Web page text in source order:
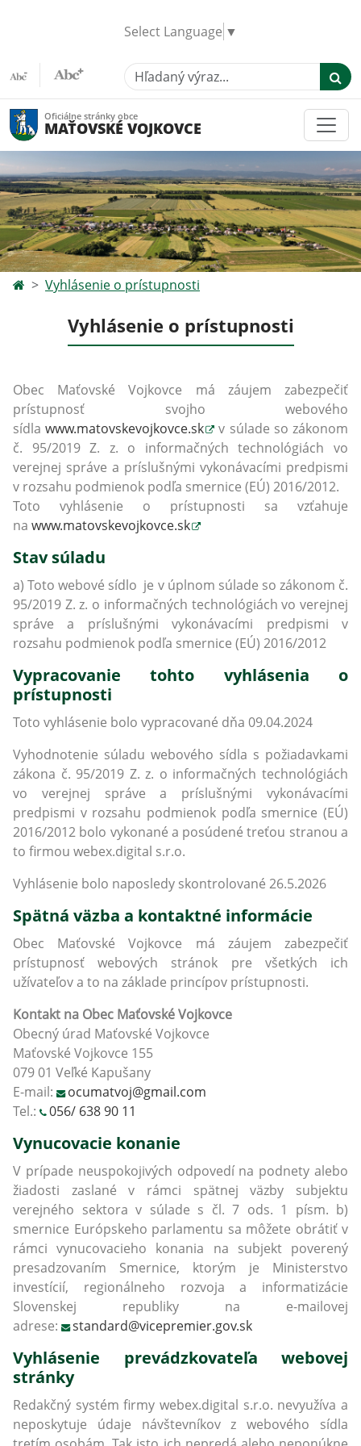
Select Language ▼
Hľadaný výraz...
Oficiálne stránky obce
MAŤOVSKÉ VOJKOVCE
Vyhlásenie o prístupnosti
Vyhlásenie o prístupnosti
Obec Maťovské Vojkovce má záujem zabezpečiť
prístupnosť svojho webového
sídlawww.matovskevojkovce.sk
v súlade so zákonom
č. 95/2019 Z. z. o informačných technológiách vo
verejnej správe a príslušnými vykonávacími predpismi
v rozsahu podmienok podľa smernice (EÚ) 2016/2012.
Toto vyhlásenie o prístupnosti sa vzťahuje
na www.matovskevojkovce.sk
Stav súladu
a) Toto webové sídlo je v úplnom súlade so zákonom č.
95/2019 Z. z. o informačných technológiách vo verejnej
správe a príslušnými vykonávacími predpismi v
rozsahu podmienok podľa smernice (EÚ) 2016/2012
Vypracovanie tohto vyhlásenia o
prístupnosti
Toto vyhlásenie bolo vypracované dňa 09.04.2024
Vyhodnotenie súladu webového sídla s požiadavkami
zákona č. 95/2019 Z. z. o informačných technológiách
vo verejnej správe a príslušnými vykonávacími
predpismi v rozsahu podmienok podľa smernice (EÚ)
2016/2012 bolo vykonané a posúdené treťou stranou a
to firmou webex.digital s.r.o.
Vyhlásenie bolo naposledy skontrolované 26.5.2026
Spätná väzba a kontaktné informácie
Obec Maťovské Vojkovce má záujem zabezpečiť
prístupnosť webových stránok pre všetkých ich
užívateľov a to na základe princípov prístupnosti.
Kontakt na Obec Maťovské Vojkovce
Obecný úrad Maťovské Vojkovce
Maťovské Vojkovce 155
079 01 Veľké Kapušany
E-mail:
ocumatvoj@gmail.com
Tel.:
056/ 638 90 11
Vynucovacie konanie
V prípade neuspokojivých odpovedí na podnety alebo
žiadosti zaslané v rámci spätnej väzby subjektu
verejného sektora v súlade s čl. 7 ods. 1 písm. b)
smernice Európskeho parlamentu sa môžete obrátiť v
rámci vynucovacieho konania na subjekt poverený
presadzovaním Smernice, ktorým je Ministerstvo
investícií, regionálneho rozvoja a informatizácie
Slovenskej republiky na e-mailovej
adrese:
standard@vicepremier.gov.sk
Vyhlásenie prevádzkovateľa webovej
stránky
Redakčný systém firmy webex.digital s.r.o. nevyužíva a
neposkytuje údaje návštevníkov z webového sídla